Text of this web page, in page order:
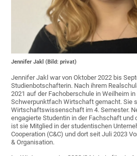
Jennifer Jakl (Bild: privat)
Jennifer Jakl war von Oktober 2022 bis
Studienbotschafterin. Nach ihrem
2021 auf der Fachoberschule in Weilheim
Schwerpunktfach Wirtschaft gemacht. Sie
Wirtschaftswissenschaft im 4. Semester.
engagierte Studentin in der Fachschaft und
ist sie Mitglied in der studentischen
Cooperation (C&C) und dort seit Juli 2023
& Organisation.